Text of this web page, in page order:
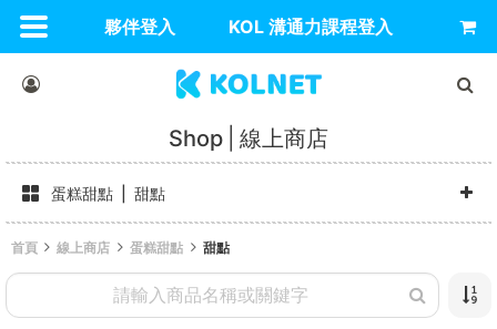
夥伴登入 KOL 溝通力課程登入
Shop 線上商店
蛋糕甜點 甜點
首頁 線上商店 蛋糕甜點 甜點